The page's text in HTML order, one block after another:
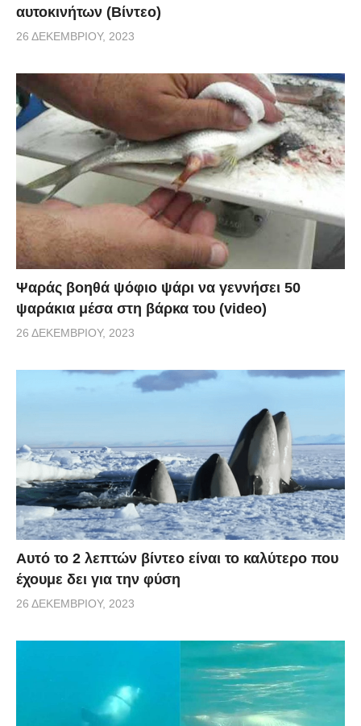
αυτοκινήτων (Βίντεο)
26 ΔΕΚΕΜΒΡΊΟΥ, 2023
Ψαράς βοηθά ψόφιο ψάρι να γεννήσει 50
ψαράκια μέσα στη βάρκα του (video)
26 ΔΕΚΕΜΒΡΊΟΥ, 2023
Αυτό το 2 λεπτών βίντεο είναι το καλύτερο που
έχουμε δει για την φύση
26 ΔΕΚΕΜΒΡΊΟΥ, 2023